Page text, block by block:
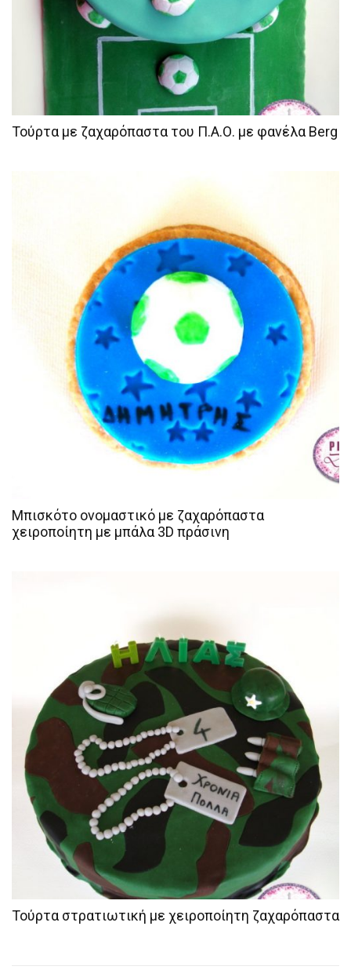
Τούρτα με ζαχαρόπαστα του Π.Α.Ο. με φανέλα Berg
Μπισκότο ονομαστικό με ζαχαρόπαστα
χειροποίητη με μπάλα 3D πράσινη
Τούρτα στρατιωτική με χειροποίητη ζαχαρόπαστα